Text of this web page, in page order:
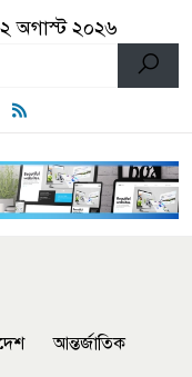
অগাস্ট ২০২৬
আন্তর্জাতিক